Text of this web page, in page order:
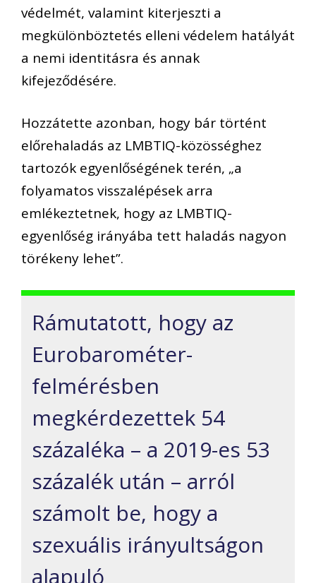
védelmét, valamint kiterjeszti a
megkülönböztetés elleni védelem hatályát
a nemi identitásra és annak
kifejeződésére.
Hozzátette azonban, hogy bár történt
előrehaladás az LMBTIQ-közösséghez
tartozók egyenlőségének terén, „a
folyamatos visszalépések arra
emlékeztetnek, hogy az LMBTIQ-
egyenlőség irányába tett haladás nagyon
törékeny lehet”.
Rámutatott, hogy az
Eurobarométer-
felmérésben
megkérdezettek 54
százaléka – a 2019-es 53
százalék után – arról
számolt be, hogy a
szexuális irányultságon
alapuló